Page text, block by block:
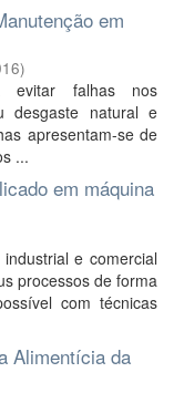
em
)
evitar falhas nos
desgaste natural e
apresentam-se de
...
em máquina
e comercial
processos de forma
com técnicas
Alimentícia da